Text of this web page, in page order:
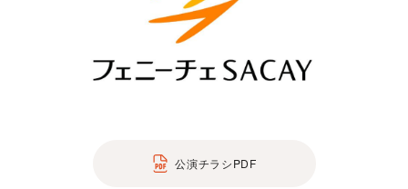
公演チラシPDF